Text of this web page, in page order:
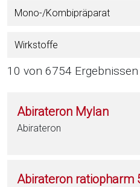
anzuzeigen
Mono-/Kombipräparat
Wirkstoffe
10 von 6754 Ergebnissen
Abirateron Mylan
Abirateron
Abirateron ratiopharm